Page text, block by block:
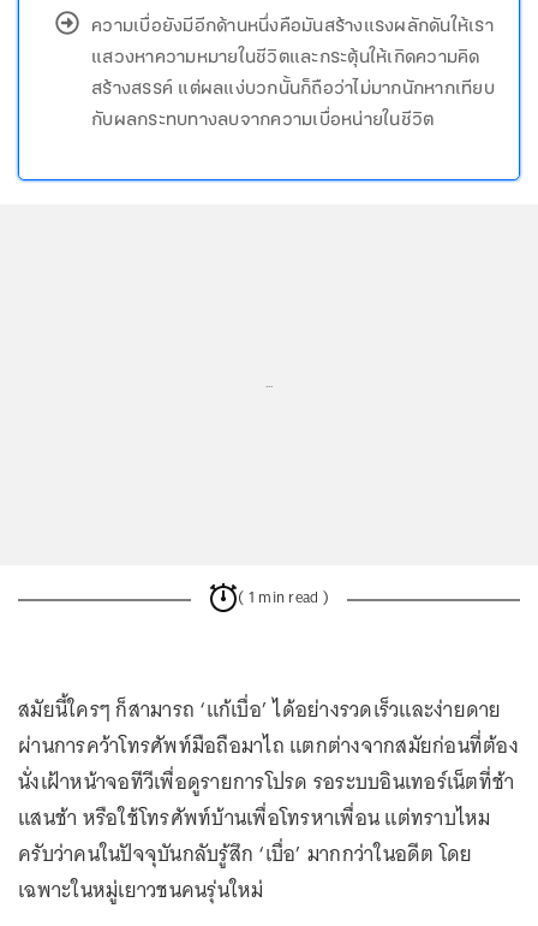
ความเบื่อยังมีอีกด้านหนึ่งคือมันสร้างแรงผลักดันให้เรา
แสวงหาความหมายในชีวิตและกระตุ้นให้เกิดความคิด
สร้างสรรค์ แต่ผลแง่บวกนั้นก็ถือว่าไม่มากนักหากเทียบ
กับผลกระทบทางลบจากความเบื่อหน่ายในชีวิต
...
( 1 min read )
สมัยนี้ใครๆ ก็สามารถ ‘แก้เบื่อ’ ได้อย่างรวดเร็วและง่ายดาย
ผ่านการคว้าโทรศัพท์มือถือมาไถ แตกต่างจากสมัยก่อนที่ต้อง
นั่งเฝ้าหน้าจอทีวีเพื่อดูรายการโปรด รอระบบอินเทอร์เน็ตที่ช้า
แสนช้า หรือใช้โทรศัพท์บ้านเพื่อโทรหาเพื่อน แต่ทราบไหม
ครับว่าคนในปัจจุบันกลับรู้สึก ‘เบื่อ’ มากกว่าในอดีต โดย
เฉพาะในหมู่เยาวชนคนรุ่นใหม่